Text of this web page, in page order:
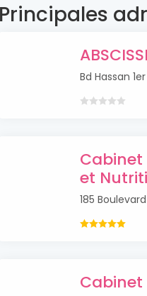
Principales
Bd Hassan
Cabinet
et
185
Cabinet